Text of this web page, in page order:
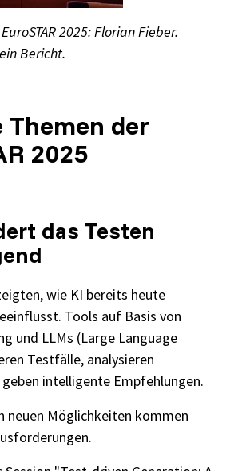
2025: Florian Fieber.
Bericht.
Themen der
2025
das Testen
wie KI bereits heute
Tools auf Basis von
und LLMs (Large Language
Testfälle, analysieren
geben intelligente Empfehlungen.
neuen Möglichkeiten kommen